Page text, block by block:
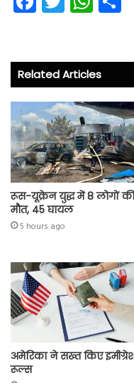
ce
o
ok
wi
er
ha
A
p
p
Related Articles
रूस-यूक्रेन युद्ध में 8 लोगों की
मौत, 45 घायल
5 hours ago
अमेरिका ने सख्त किए
रूल्स